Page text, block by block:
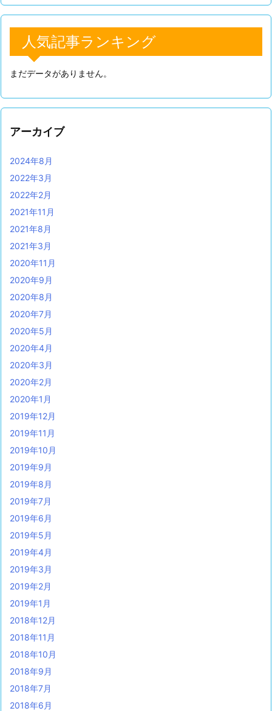
人気記事ランキング
まだデータがありません。
アーカイブ
2024年8月
2022年3月
2022年2月
2021年11月
2021年8月
2021年3月
2020年11月
2020年9月
2020年8月
2020年7月
2020年5月
2020年4月
2020年3月
2020年2月
2020年1月
2019年12月
2019年11月
2019年10月
2019年9月
2019年8月
2019年7月
2019年6月
2019年5月
2019年4月
2019年3月
2019年2月
2019年1月
2018年12月
2018年11月
2018年10月
2018年9月
2018年7月
2018年6月